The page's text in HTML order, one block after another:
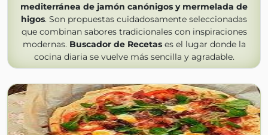
mediterránea de jamón canónigos y mermelada de
higos. Son propuestas cuidadosamente seleccionadas
que combinan sabores tradicionales con inspiraciones
modernas. Buscador de Recetases el lugar donde la
cocina diaria se vuelve más sencilla y agradable.